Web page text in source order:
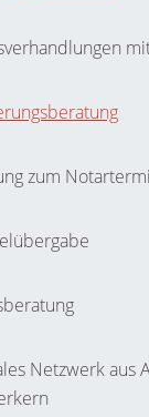
zum
Netzwerk aus